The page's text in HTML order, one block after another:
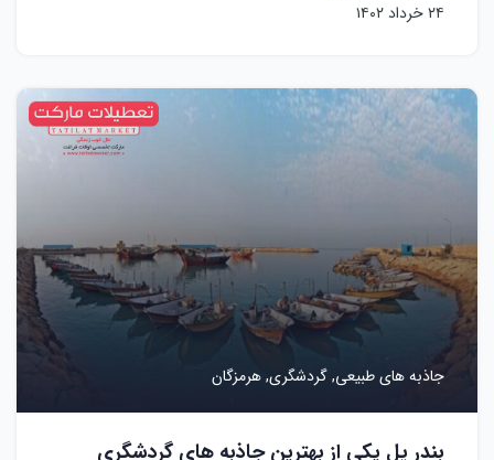
۲۴ خرداد ۱۴۰۲
جاذبه های طبیعی,گردشگری,هرمزگان
بندر پل یکی از بهترین جاذبه های گردشگری